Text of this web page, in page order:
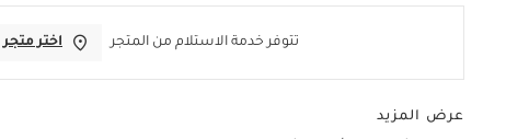
تتوفر خدمة الاستلام من المتجر اختر متجر
عرض المزيد